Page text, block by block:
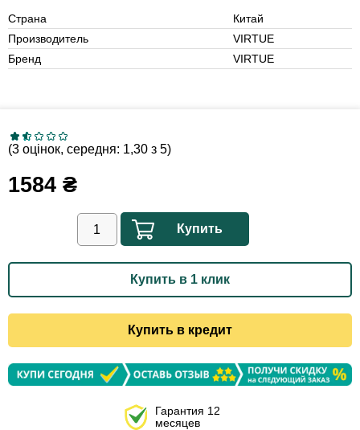
Страна
Китай
Производитель
VIRTUE
Бренд
VIRTUE
(3 оцінок, середня: 1,30 з 5)
1584 ₴
Купить
Купить в 1 клик
Купить в кредит
Гарантия 12
месяцев